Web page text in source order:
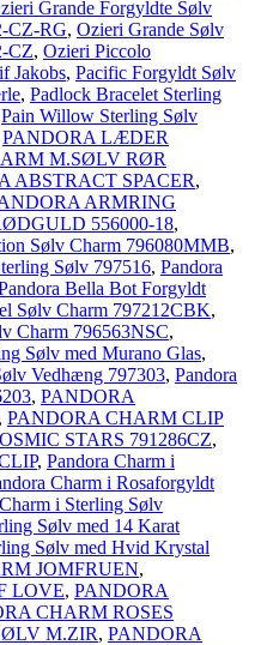
Grande Forgyldte Sølv
CZ-RG, Ozieri Grande Sølv
CZ, Ozieri Piccolo
Jakobs, Pacific Forgyldt Sølv
, Padlock Bracelet Sterling
Pain Willow Sterling Sølv
PANDORA LÆDER
M.SØLV RØR
ABSTRACT SPACER,
ARMRING
556000-18,
Sølv Charm 796080MMB,
Sølv 797516, Pandora
Bella Bot Forgyldt
Sølv Charm 797212CBK,
Charm 796563NSC,
Sølv med Murano Glas,
Vedhæng 797303, Pandora
, PANDORA
, PANDORA CHARM CLIP
STARS 791286CZ,
, Pandora Charm i
Charm i Rosaforgyldt
i Sterling Sølv
Sølv med 14 Karat
Sølv med Hvid Krystal
JOMFRUEN,
LOVE, PANDORA
CHARM ROSES
M.ZIR, PANDORA